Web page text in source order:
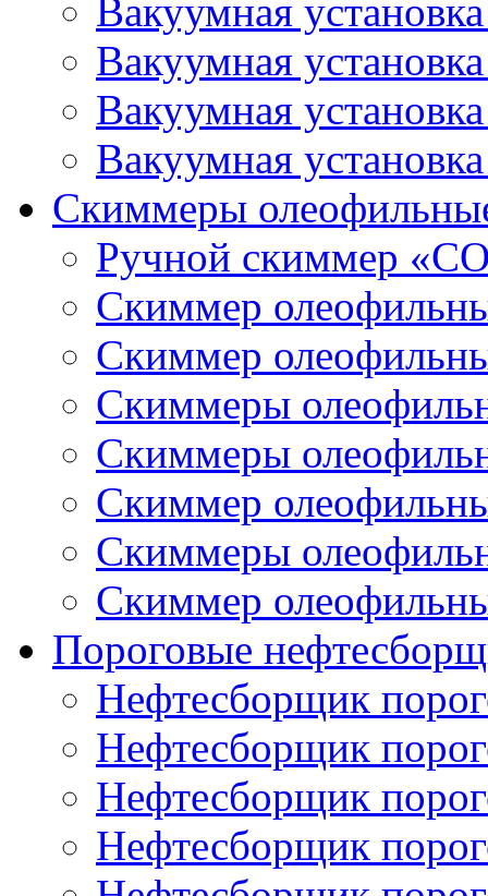
Вакуумная
Вакуумная
Вакуумная
Вакуумная
Скиммеры
Ручной скиммер
Скиммер
Скиммер
Скиммеры
Скиммеры
Скиммер
Скиммеры
Скиммер
Пороговые
Нефтесборщик
Нефтесборщик
Нефтесборщик
Нефтесборщик